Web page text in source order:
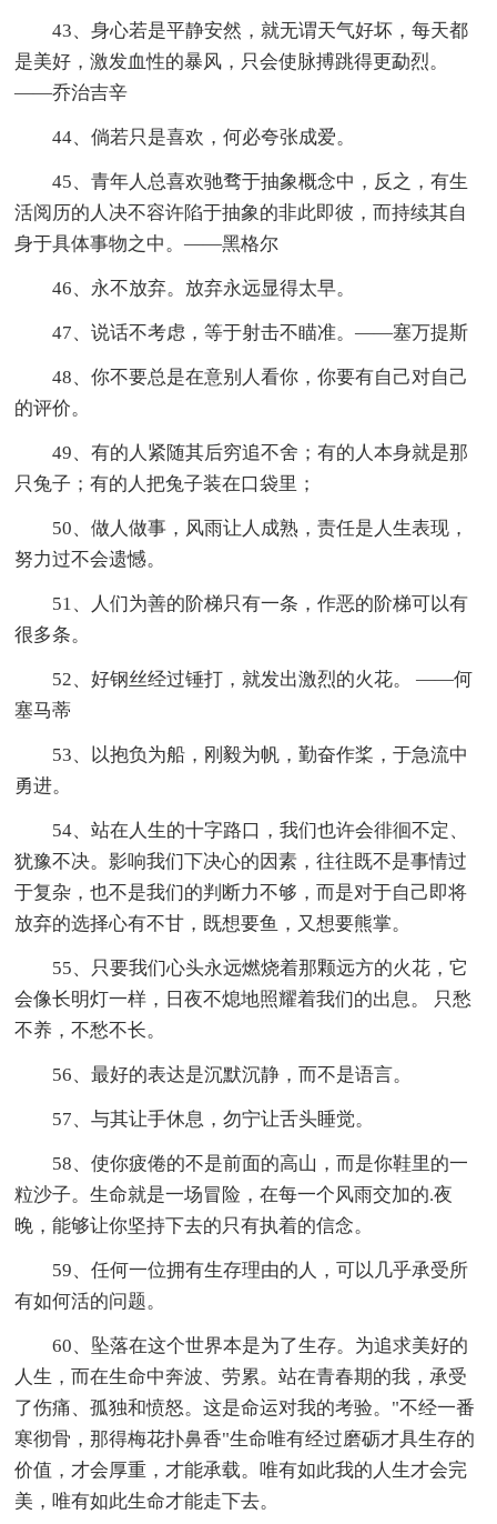
43、身心若是平静安然，就无谓天气好坏，每天都
是美好，激发血性的暴风，只会使脉搏跳得更勐烈。
——乔治吉辛
44、倘若只是喜欢，何必夸张成爱。
45、青年人总喜欢驰骛于抽象概念中，反之，有生
活阅历的人决不容许陷于抽象的非此即彼，而持续其自
身于具体事物之中。——黑格尔
46、永不放弃。放弃永远显得太早。
47、说话不考虑，等于射击不瞄准。——塞万提斯
48、你不要总是在意别人看你，你要有自己对自己
的评价。
49、有的人紧随其后穷追不舍；有的人本身就是那
只兔子；有的人把兔子装在口袋里；
50、做人做事，风雨让人成熟，责任是人生表现，
努力过不会遗憾。
51、人们为善的阶梯只有一条，作恶的阶梯可以有
很多条。
52、好钢丝经过锤打，就发出激烈的火花。 ——何
塞马蒂
53、以抱负为船，刚毅为帆，勤奋作桨，于急流中
勇进。
54、站在人生的十字路口，我们也许会徘徊不定、
犹豫不决。影响我们下决心的因素，往往既不是事情过
于复杂，也不是我们的判断力不够，而是对于自己即将
放弃的选择心有不甘，既想要鱼，又想要熊掌。
55、只要我们心头永远燃烧着那颗远方的火花，它
会像长明灯一样，日夜不熄地照耀着我们的出息。 只愁
不养，不愁不长。
56、最好的表达是沉默沉静，而不是语言。
57、与其让手休息，勿宁让舌头睡觉。
58、使你疲倦的不是前面的高山，而是你鞋里的一
粒沙子。生命就是一场冒险，在每一个风雨交加的.夜
晚，能够让你坚持下去的只有执着的信念。
59、任何一位拥有生存理由的人，可以几乎承受所
有如何活的问题。
60、坠落在这个世界本是为了生存。为追求美好的
人生，而在生命中奔波、劳累。站在青春期的我，承受
了伤痛、孤独和愤怒。这是命运对我的考验。"不经一番
寒彻骨，那得梅花扑鼻香"生命唯有经过磨砺才具生存的
价值，才会厚重，才能承载。唯有如此我的人生才会完
美，唯有如此生命才能走下去。